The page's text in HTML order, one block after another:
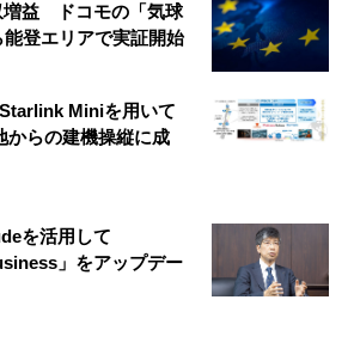
増益 ドコモの「気球
登エリアで実証開始
Miniを用いて
からの建機操縦に成
を活用して
」をアップデー